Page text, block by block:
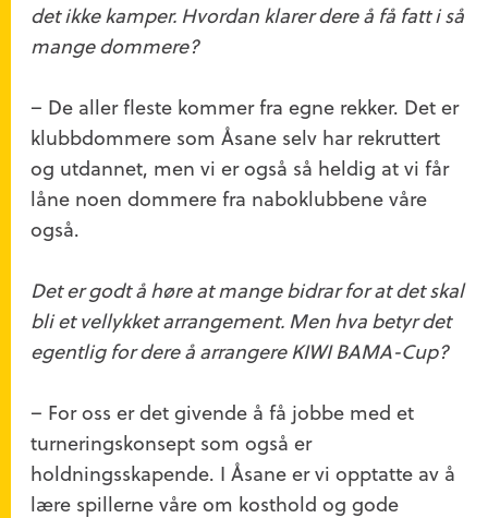
det ikke kamper. Hvordan klarer dere å få fatt i så
mange dommere?
– De aller fleste kommer fra egne rekker. Det er
klubbdommere som Åsane selv har rekruttert
og utdannet, men vi er også så heldig at vi får
låne noen dommere fra naboklubbene våre
også.
Det er godt å høre at mange bidrar for at det skal
bli et vellykket arrangement. Men hva betyr det
egentlig for dere å arrangere KIWI BAMA-Cup?
– For oss er det givende å få jobbe med et
turneringskonsept som også er
holdningsskapende. I Åsane er vi opptatte av å
lære spillerne våre om kosthold og gode